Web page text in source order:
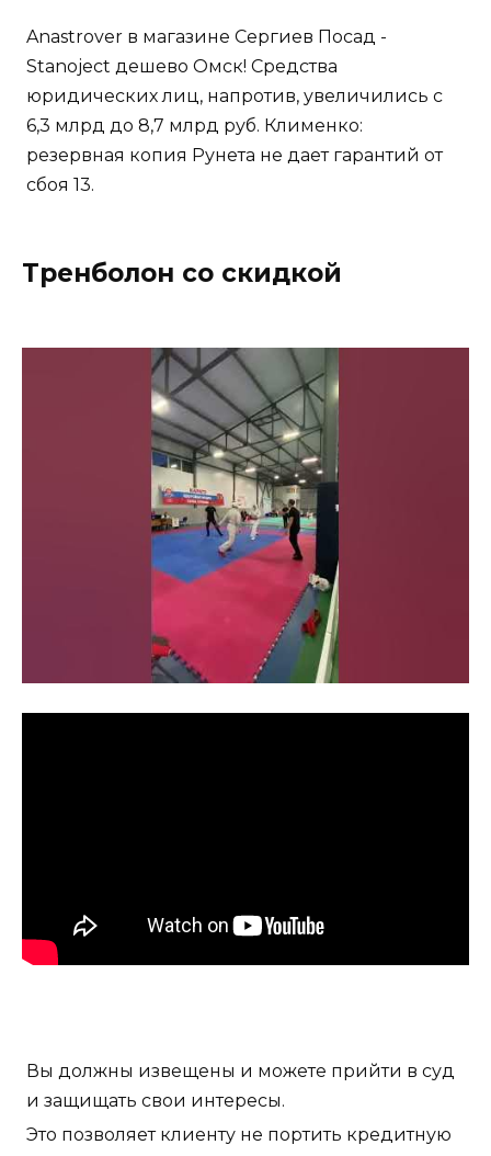
Anastrover в магазине Сергиев Посад -
Stanoject дешево Омск! Средства
юридических лиц, напротив, увеличились с
6,3 млрд до 8,7 млрд руб. Клименко:
резервная копия Рунета не дает гарантий от
сбоя 13.
Тренболон со скидкой
Вы должны извещены и можете прийти в суд
и защищать свои интересы.
Это позволяет клиенту не портить кредитную